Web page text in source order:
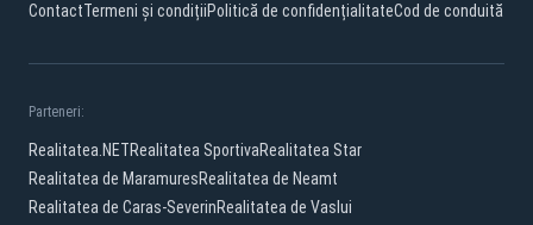
ContactTermeni și condițiiPolitică de confidențialitateCod de conduită
Parteneri:
Realitatea.NETRealitatea SportivaRealitatea Star
Realitatea de MaramuresRealitatea de Neamt
Realitatea de Caras-SeverinRealitatea de Vaslui